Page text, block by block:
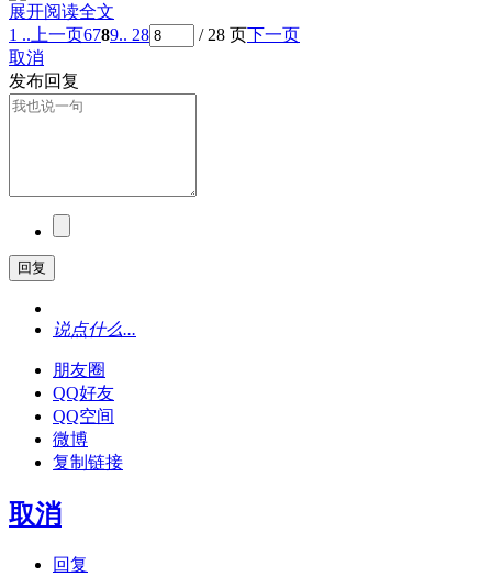
展开阅读全文
1 .. 上一页6789.. 28 / 28 页下一页
取消
发布回复
回复
说点什么...
朋友圈
QQ好友
QQ空间
微博
复制链接
取消
回复